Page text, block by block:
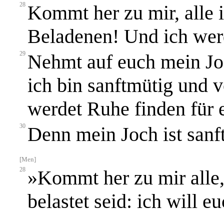
28 Kommt her zu mir, alle
Beladenen! Und ich
29 Nehmt auf euch mein
ich bin sanftmütig und
werdet Ruhe finden für
30 Denn mein Joch ist
[Men]
28 »Kommt her zu mir
belastet seid: ich will